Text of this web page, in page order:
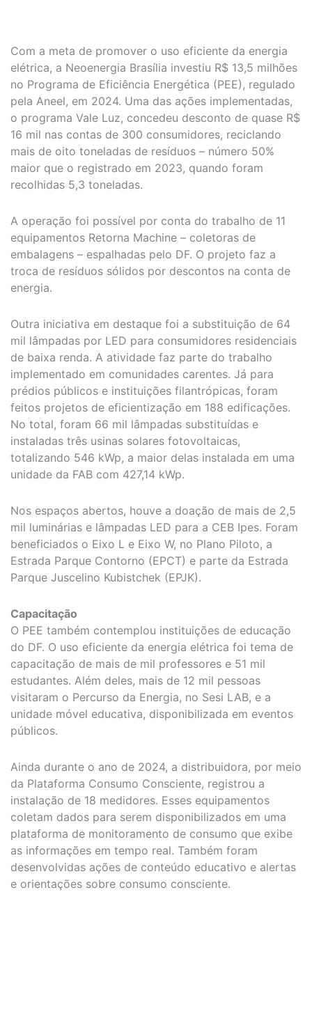
Com a meta de promover o uso eficiente da energia
elétrica, a Neoenergia Brasília investiu R$ 13,5 milhões
no Programa de Eficiência Energética (PEE), regulado
pela Aneel, em 2024. Uma das ações implementadas,
o programa Vale Luz, concedeu desconto de quase R$
16 mil nas contas de 300 consumidores, reciclando
mais de oito toneladas de resíduos – número 50%
maior que o registrado em 2023, quando foram
recolhidas 5,3 toneladas.
A operação foi possível por conta do trabalho de 11
equipamentos Retorna Machine – coletoras de
embalagens – espalhadas pelo DF. O projeto faz a
troca de resíduos sólidos por descontos na conta de
energia.
Outra iniciativa em destaque foi a substituição de 64
mil lâmpadas por LED para consumidores residenciais
de baixa renda. A atividade faz parte do trabalho
implementado em comunidades carentes. Já para
prédios públicos e instituições filantrópicas, foram
feitos projetos de eficientização em 188 edificações.
No total, foram 66 mil lâmpadas substituídas e
instaladas três usinas solares fotovoltaicas,
totalizando 546 kWp, a maior delas instalada em uma
unidade da FAB com 427,14 kWp.
Nos espaços abertos, houve a doação de mais de 2,5
mil luminárias e lâmpadas LED para a CEB Ipes. Foram
beneficiados o Eixo L e Eixo W, no Plano Piloto, a
Estrada Parque Contorno (EPCT) e parte da Estrada
Parque Juscelino Kubistchek (EPJK).
Capacitação
O PEE também contemplou instituições de educação
do DF. O uso eficiente da energia elétrica foi tema de
capacitação de mais de mil professores e 51 mil
estudantes. Além deles, mais de 12 mil pessoas
visitaram o Percurso da Energia, no Sesi LAB, e a
unidade móvel educativa, disponibilizada em eventos
públicos.
Ainda durante o ano de 2024, a distribuidora, por meio
da Plataforma Consumo Consciente, registrou a
instalação de 18 medidores. Esses equipamentos
coletam dados para serem disponibilizados em uma
plataforma de monitoramento de consumo que exibe
as informações em tempo real. Também foram
desenvolvidas ações de conteúdo educativo e alertas
e orientações sobre consumo consciente.